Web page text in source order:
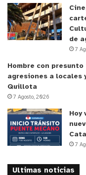
de
7
Hombre con
agresiones a locales
Quillota
7 Agosto, 2026
Hoy
7
Ultimas noticias